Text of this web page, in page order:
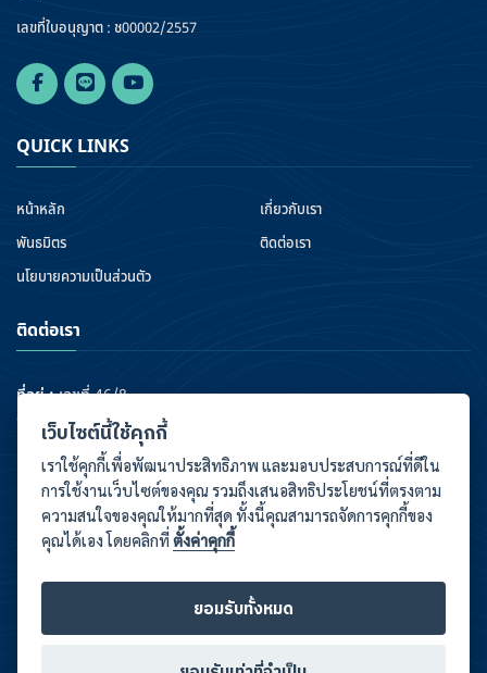
เลขที่ใบอนุญาต : ช00002/2557
QUICK LINKS
หน้าหลัก
เกี่ยวกับเรา
พันธมิตร
ติดต่อเรา
นโยบายความเป็นส่วนตัว
ติดต่อเรา
ที่อยู่ :เลขที่ 46/8
อาคารรุ่งโรจน์ธนกุล ตึก B ชั้น 11
ถนนรัชดาภิเษก แขวงห้วยขวาง เขตห้วยขวาง
กรุงเทพมหานคร 10310
Line ID :@SrikrungLife
Facebook : @SKLifeBroker
เว็บไซต์นี้ใช้คุกกี้
เราใช้คุกกี้เพื่อพัฒนาประสิทธิภาพ และมอบประสบการณ์ที่ดีใน
การใช้งานเว็บไซต์ของคุณ รวมถึงเสนอสิทธิประโยชน์ที่ตรงตาม
ความสนใจของคุณให้มากที่สุด ทั้งนี้คุณสามารถจัดการคุกกี้ของ
คุณได้เอง โดยคลิกที่ตั้งค่าคุกกี้
ยอมรับทั้งหมด